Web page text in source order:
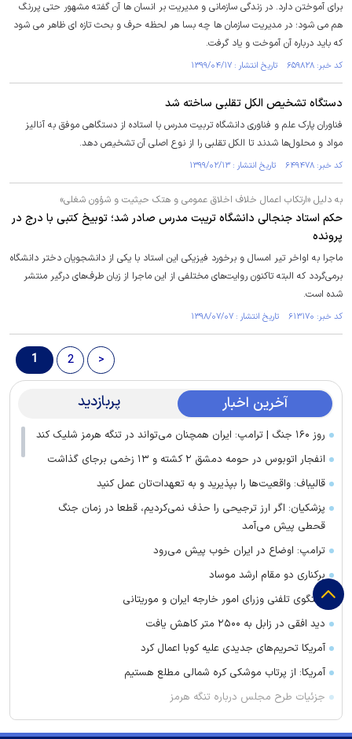
برای آموختن دارد. در زندگی سازمانی و مدیریت بر انسان ها آن گفته مشهور حتی پررنگ
هم می شود؛ در مدیریت سازمان ها چه بسا هر لحظه حرف و بحث تازه ای ظاهر می شود
که باید درباره آن آموخت و یاد گرفت.
کد خبر: ۶۵۹۸۲۸ تاریخ انتشار : ۱۳۹۹/۰۴/۱۷
دستگاه تشخیص الکل تقلبی ساخته شد
فناوران پارک علم‌ و فناوری دانشگاه تربیت مدرس با استاده از دستگاهی موفق به آنالیز
مواد و محلول‌ها شدند تا الکل تقلبی را از نوع اصلی آن تشخیص دهد.
کد خبر: ۶۴۹۴۷۸ تاریخ انتشار : ۱۳۹۹/۰۲/۱۳
به دلیل «ارتکاب اعمال خلاف اخلاق عمومی و هتک حیثیت و شؤون شغلی»
حکم استاد جنجالی دانشگاه تریبت‌ مدرس صادر شد؛ توبیخ کتبی با درج در
پرونده
ماجرا به اواخر تیر امسال و برخورد فیزیکی این استاد با یکی از دانشجویان دختر دانشگاه
برمی‌گردد که البته تاکنون روایت‌های مختلفی از این ماجرا از زبان‌ طرف‌های درگیر منتشر
شده است.
کد خبر: ۶۱۳۱۷۰ تاریخ انتشار : ۱۳۹۸/۰۷/۰۷
1 2 >
آخرین اخبار پربازدید
روز ۱۶۰ جنگ | ترامپ: ایران همچنان می‌تواند در تنگه هرمز شلیک کند
انفجار اتوبوس در حومه دمشق ۲ کشته و ۱۳ زخمی برجای گذاشت
قالیباف: واقعیت‌ها را بپذیرید و به تعهدات‌تان عمل کنید
پزشکیان: اگر ارز ترجیحی را حذف نمی‌کردیم، قطعا در زمان جنگ
قحطی پیش می‌آمد
ترامپ: اوضاع در ایران خوب پیش می‌رود
برکناری دو مقام ارشد موساد
گفتگوی تلفنی وزرای امور خارجه ایران و موریتانی
دید افقی در زابل به ۲۵۰۰ متر کاهش یافت
آمریکا تحریم‌های جدیدی علیه کوبا اعمال کرد
آمریکا: از پرتاب موشکی کره شمالی مطلع هستیم
جزئیات طرح مجلس درباره تنگه هرمز
کویت دستور تعطیلی تنها مدرسه ایرانی را صادر کرد